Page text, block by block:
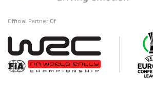
Official Partner Of